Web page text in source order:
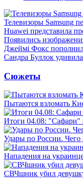
Телевизоры Samsung
Huawei представила
Появились
Джеймі Фокс пополнил
Сандра Буллок
Сюжеты
Пытаются взломать
Итоги 04.08: "Сафари"
Удары по России. Чего
Нападения на
СВЧшник убил